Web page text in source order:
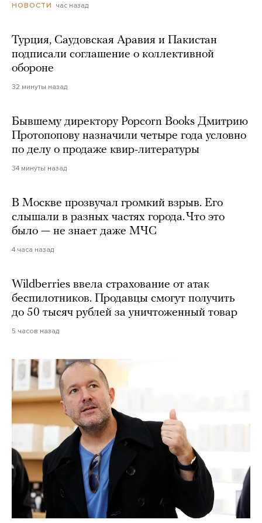
НОВОСТИ час назад
Турция, Саудовская Аравия и Пакистан
подписали соглашение о коллективной
обороне
32 минуты назад
Бывшему директору Popcorn Books Дмитрию
Протопопову назначили четыре года условно
по делу о продаже квир-литературы
34 минуты назад
В Москве прозвучал громкий взрыв. Его
слышали в разных частях города. Что это
было — не знает даже МЧС
4 часа назад
Wildberries ввела страхование от атак
беспилотников. Продавцы смогут получить
до 50 тысяч рублей за уничтоженный товар
5 часов назад